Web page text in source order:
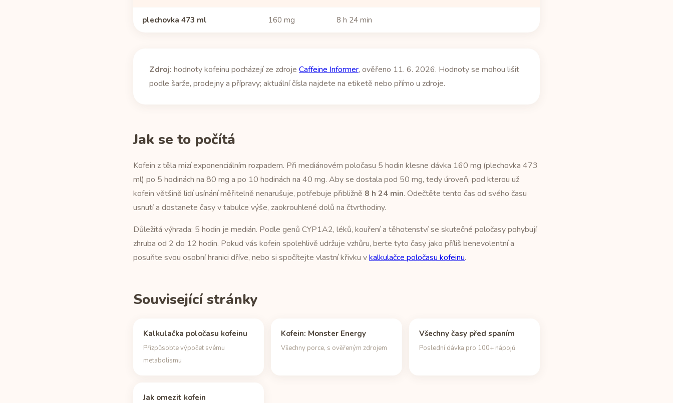
plechovka 473 ml 160 mg 8 h 24 min
Zdroj: hodnoty kofeinu pocházejí ze zdroje Caffeine Informer, ověřeno 11. 6. 2026. Hodnoty se mohou lišit
podle šarže, prodejny a přípravy; aktuální čísla najdete na etiketě nebo přímo u zdroje.
Jak se to počítá
Kofein z těla mizí exponenciálním rozpadem. Při mediánovém poločasu 5 hodin klesne dávka 160 mg (plechovka 473
ml) po 5 hodinách na 80 mg a po 10 hodinách na 40 mg. Aby se dostala pod 50 mg, tedy úroveň, pod kterou už
kofein většině lidí usínání měřitelně nenarušuje, potřebuje přibližně 8 h 24 min. Odečtěte tento čas od svého času
usnutí a dostanete časy v tabulce výše, zaokrouhlené dolů na čtvrthodiny.
Důležitá výhrada: 5 hodin je medián. Podle genů CYP1A2, léků, kouření a těhotenství se skutečné poločasy pohybují
zhruba od 2 do 12 hodin. Pokud vás kofein spolehlivě udržuje vzhůru, berte tyto časy jako příliš benevolentní a
posuňte svou osobní hranici dříve, nebo si spočítejte vlastní křivku vkalkulačce poločasu kofeinu.
Související stránky
Kalkulačka poločasu kofeinu
Přizpůsobte výpočet svému
metabolismu
Kofein: Monster Energy
Všechny porce, s ověřeným zdrojem
Všechny časy před spaním
Poslední dávka pro 100+ nápojů
Jak omezit kofein